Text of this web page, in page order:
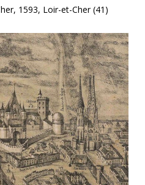
1593, Loir-et-Cher (41)